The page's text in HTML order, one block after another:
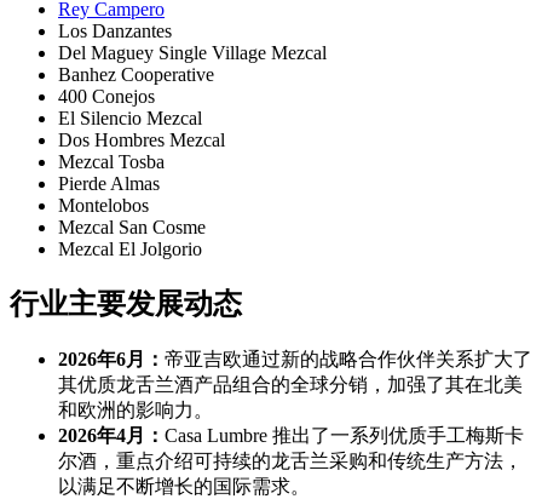
Rey Campero
Los Danzantes
Del Maguey Single Village Mezcal
Banhez Cooperative
400 Conejos
El Silencio Mezcal
Dos Hombres Mezcal
Mezcal Tosba
Pierde Almas
Montelobos
Mezcal San Cosme
Mezcal El Jolgorio
行业主要发展动态
2026年6月： 帝亚吉欧通过新的战略合作伙伴关系扩大了
其优质龙舌兰酒产品组合的全球分销，加强了其在北美
和欧洲的影响力。
2026年4月： Casa Lumbre 推出了一系列优质手工梅斯卡
尔酒，重点介绍可持续的龙舌兰采购和传统生产方法，
以满足不断增长的国际需求。